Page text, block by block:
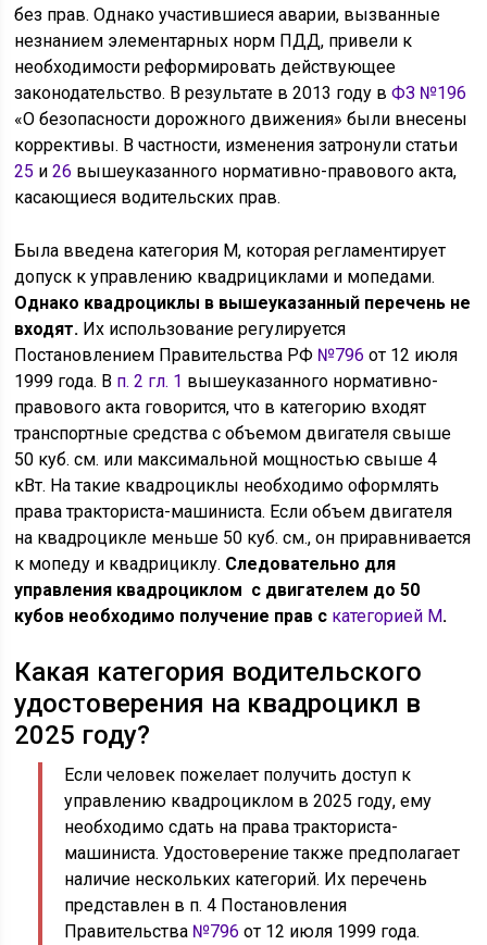
без прав. Однако участившиеся аварии, вызванные
незнанием элементарных норм ПДД, привели к
необходимости реформировать действующее
законодательство. В результате в 2013 году вФЗ №196
«О безопасности дорожного движения» были внесены
коррективы. В частности, изменения затронули статьи
25 и26 вышеуказанного нормативно-правового акта,
касающиеся водительских прав.
Была введена категория М, которая регламентирует
допуск к управлению квадрициклами и мопедами.
Однако квадроциклы в вышеуказанный перечень не
входят. Их использование регулируется
Постановлением Правительства РФ №796 от 12 июля
1999 года. В п. 2 гл. 1 вышеуказанного нормативно-
правового акта говорится, что в категорию входят
транспортные средства с объемом двигателя свыше
50 куб. см. или максимальной мощностью свыше 4
кВт. На такие квадроциклы необходимо оформлять
права тракториста-машиниста. Если объем двигателя
на квадроцикле меньше 50 куб. см., он приравнивается
к мопеду и квадрициклу. Следовательно для
управления квадроциклом с двигателем до 50
кубов необходимо получение прав с категорией М.
Какая категория водительского
удостоверения на квадроцикл в
2025 году?
Если человек пожелает получить доступ к
управлению квадроциклом в 2025 году, ему
необходимо сдать на права тракториста-
машиниста. Удостоверение также предполагает
наличие нескольких категорий. Их перечень
представлен в п. 4 Постановления
Правительства №796 от 12 июля 1999 года.